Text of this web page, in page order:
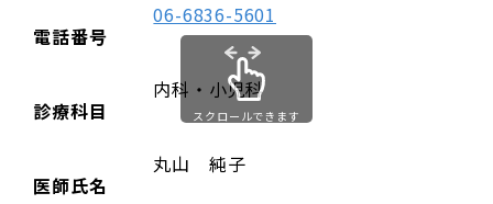
電話番号
06-6836-5601
診療科目
内科・小児科
医師氏名
丸山 純子
スクロールできます